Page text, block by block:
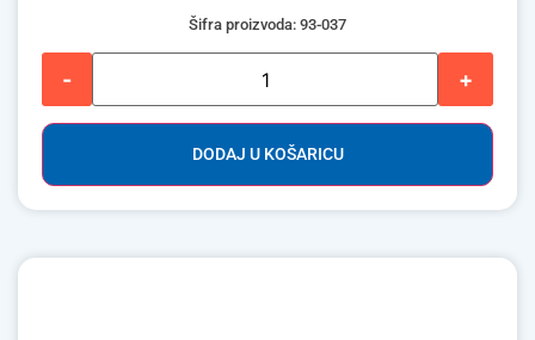
Šifra proizvoda: 93-037
- +
DODAJ U KOŠARICU